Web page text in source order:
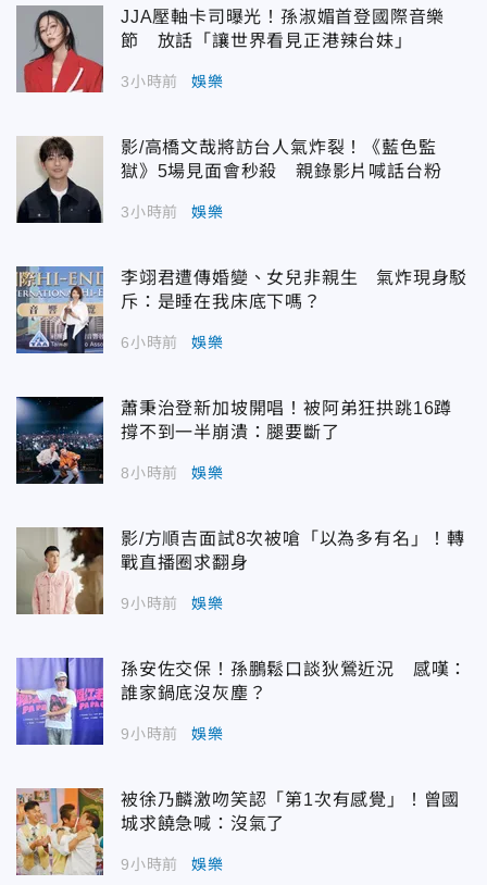
JJA壓軸卡司曝光！孫淑媚首登國際音樂
節 放話「讓世界看見正港辣台妹」
3小時前 娛樂
影/高橋文哉將訪台人氣炸裂！《藍色監
獄》5場見面會秒殺 親錄影片喊話台粉
3小時前 娛樂
李翊君遭傳婚變、女兒非親生 氣炸現身駁
斥：是睡在我床底下嗎？
6小時前 娛樂
蕭秉治登新加坡開唱！被阿弟狂拱跳16蹲
撐不到一半崩潰：腿要斷了
8小時前 娛樂
影/方順吉面試8次被嗆「以為多有名」！轉
戰直播圈求翻身
9小時前 娛樂
孫安佐交保！孫鵬鬆口談狄鶯近況 感嘆：
誰家鍋底沒灰塵？
9小時前 娛樂
被徐乃麟激吻笑認「第1次有感覺」！曾國
城求饒急喊：沒氣了
9小時前 娛樂